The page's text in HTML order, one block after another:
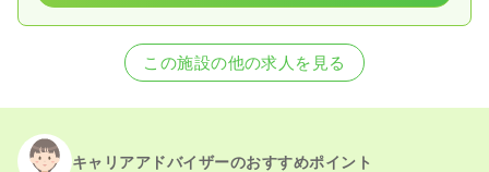
この施設の他の求人を見る
キャリアアドバイザーのおすすめポイント